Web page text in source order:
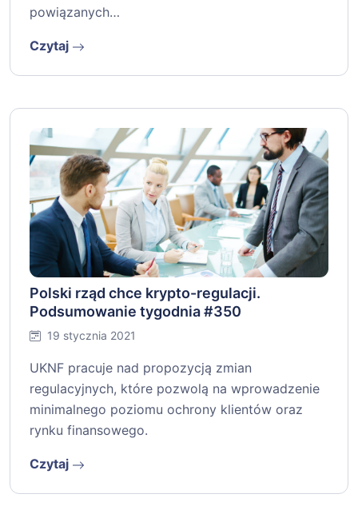
powiązanych…
Czytaj
Polski rząd chce krypto-regulacji.
Podsumowanie tygodnia #350
19 stycznia 2021
UKNF pracuje nad propozycją zmian
regulacyjnych, które pozwolą na wprowadzenie
minimalnego poziomu ochrony klientów oraz
rynku finansowego.
Czytaj